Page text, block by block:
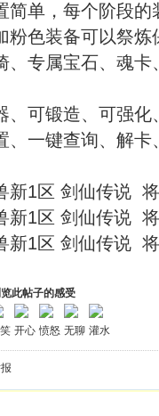
简单，每个阶段
粉色装备可以祭
、专属宝石、魂
、可锻造、可强
、一键查询、解
新1区 剑仙传说
新1区 剑仙传说
新1区 剑仙传说
此帖子的感受
开心 愤怒 无聊 灌水